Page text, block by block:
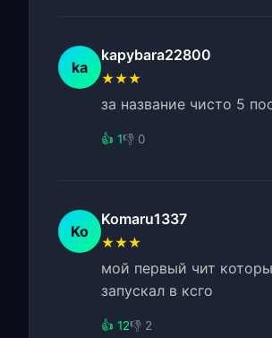
ka
kapybara22800
★★★
за название чисто 5
👍 1👎 0
Ko
Komaru1337
★★★
мой первый чит
запускал в ксго
👍 12👎 2